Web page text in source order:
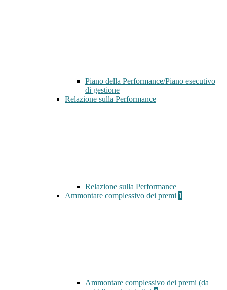
Piano della Performance/Piano esecutivo
di gestione
Relazione sulla Performance
Relazione sulla Performance
Ammontare complessivo dei premi 1
Ammontare complessivo dei premi (da